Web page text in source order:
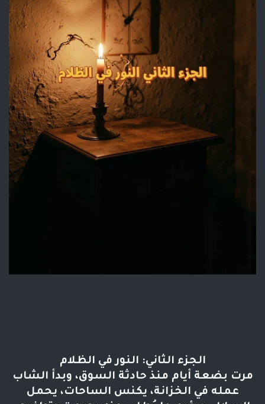
الجزء الثاني: النور في الظلام
مرت بضعة أيام منذ حادثة السوق، وبدأ الشاب
عمله في الخزانة، يكنس الساحات، يحمل